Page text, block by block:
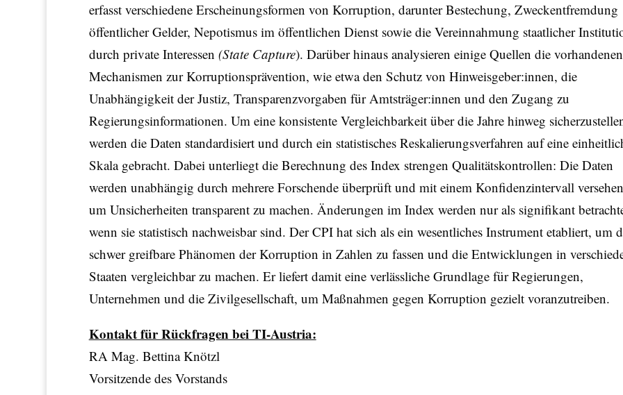
erfasst verschiedene Erscheinungsformen von Korruption, darunter Bestechung, Zweckentfremdung
öffentlicher Gelder, Nepotismus im öffentlichen Dienst sowie die Vereinnahmung staatlicher
durch private Interessen (State Capture). Darüber hinaus analysieren einige Quellen die vorhandenen
Mechanismen zur Korruptionsprävention, wie etwa den Schutz von Hinweisgeber:innen, die
Unabhängigkeit der Justiz, Transparenzvorgaben für Amtsträger:innen und den Zugang zu
Regierungsinformationen. Um eine konsistente Vergleichbarkeit über die Jahre hinweg
werden die Daten standardisiert und durch ein statistisches Reskalierungsverfahren auf eine
Skala gebracht. Dabei unterliegt die Berechnung des Index strengen Qualitätskontrollen: Die Daten
werden unabhängig durch mehrere Forschende überprüft und mit einem Konfidenzintervall
um Unsicherheiten transparent zu machen. Änderungen im Index werden nur als signifikant
wenn sie statistisch nachweisbar sind. Der CPI hat sich als ein wesentliches Instrument etabliert, um
schwer greifbare Phänomen der Korruption in Zahlen zu fassen und die Entwicklungen in
Staaten vergleichbar zu machen. Er liefert damit eine verlässliche Grundlage für Regierungen,
Unternehmen und die Zivilgesellschaft, um Maßnahmen gegen Korruption gezielt voranzutreiben.
Kontakt für Rückfragen bei TI-Austria:
RA Mag. Bettina Knötzl
Vorsitzende des Vorstands